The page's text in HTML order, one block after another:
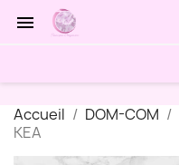

Accueil DOM-COM
KEA